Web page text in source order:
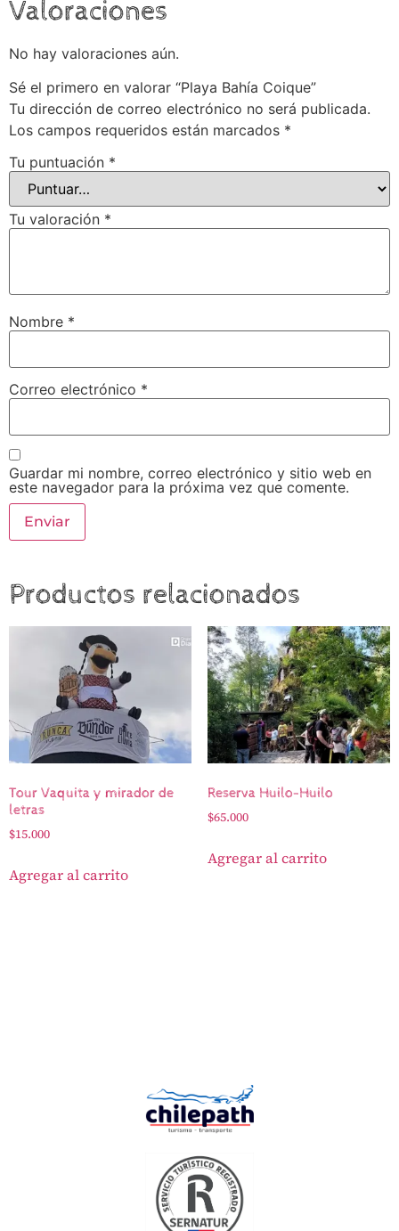
Valoraciones
No hay valoraciones aún.
Sé el primero en valorar “Playa Bahía Coique”
Tu dirección de correo electrónico no será publicada.
Los campos requeridos están marcados *
Tu puntuación *
Tu valoración *
Nombre *
Correo electrónico *
Guardar mi nombre, correo electrónico y sitio web en
este navegador para la próxima vez que comente.
Productos relacionados
Tour Vaquita y mirador de
letras
$15.000
Agregar al carrito
Reserva Huilo-Huilo
$65.000
Agregar al carrito